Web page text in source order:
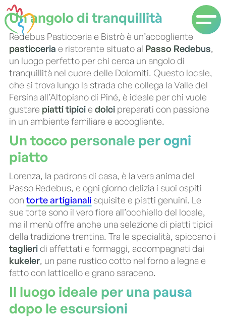
Un angolo di tranquillità
Redebus Pasticceria e Bistrò è un’accogliente
pasticceria e ristorante situato al Passo Redebus,
un luogo perfetto per chi cerca un angolo di
tranquillità nel cuore delle Dolomiti. Questo locale,
che si trova lungo la strada che collega la Valle del
Fersina all’Altopiano di Piné, è ideale per chi vuole
gustare piatti tipicie dolci preparati con passione
in un ambiente familiare e accogliente.
Un tocco personale per ogni
piatto
Lorenza, la padrona di casa, è la vera anima del
Passo Redebus, e ogni giorno delizia i suoi ospiti
con torte artigianali squisite e piatti genuini. Le
sue torte sono il vero fiore all’occhiello del locale,
ma il menù offre anche una selezione di piatti tipici
della tradizione trentina. Tra le specialità, spiccano i
taglieridi affettati e formaggi, accompagnati dai
kukeler, un pane rustico cotto nel forno a legna e
fatto con latticello e grano saraceno.
Il luogo ideale per una pausa
dopo le escursioni